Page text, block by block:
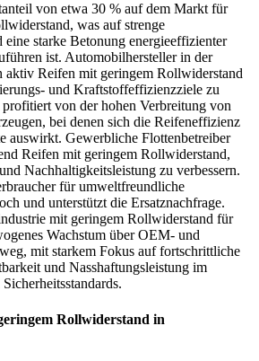
von etwa 30 % auf dem Markt für
was auf strenge
starke Betonung energieeffizienter
ist. Automobilhersteller in der
aktiv Reifen mit geringem Rollwiderstand
und Kraftstoffeffizienzziele zu
von der hohen Verbreitung von
bei denen sich die Reifeneffizienz
auswirkt. Gewerbliche Flottenbetreiber
Reifen mit geringem Rollwiderstand,
Nachhaltigkeitsleistung zu verbessern.
für umweltfreundliche
und unterstützt die Ersatznachfrage.
mit geringem Rollwiderstand für
Wachstum über OEM- und
mit starkem Fokus auf fortschrittliche
und Nasshaftungsleistung im
Rollwiderstand in